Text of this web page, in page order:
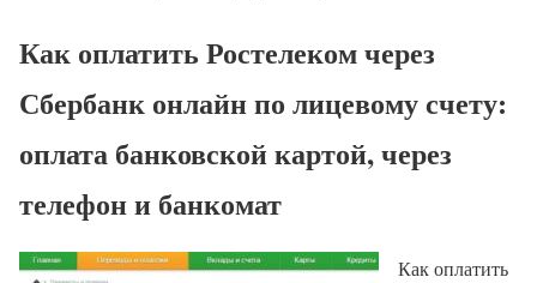
Как оплатить Ростелеком через
Сбербанк онлайн по лицевому счету:
оплата банковской картой, через
телефон и банкомат
Как оплатить